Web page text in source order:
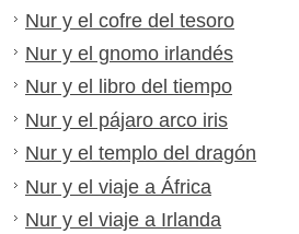
Nur y el cofre del tesoro
Nur y el gnomo irlandés
Nur y el libro del tiempo
Nur y el pájaro arco iris
Nur y el templo del dragón
Nur y el viaje a África
Nur y el viaje a Irlanda